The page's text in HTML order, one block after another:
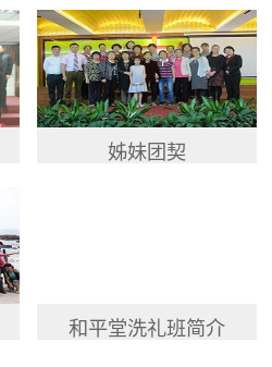
姊妹团契
和平堂洗礼班简介